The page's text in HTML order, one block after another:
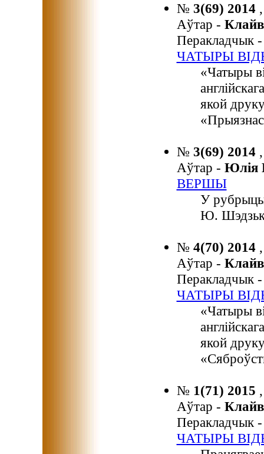
№ 3(69) 2014
Аўтар -
Перакладчык
ЧАТЫРЫ
«Чатыры
якой
№ 3(69) 2014
Аўтар -
ВЕРШЫ
У
Ю.
№ 4(70) 2014
Аўтар -
Перакладчык
ЧАТЫРЫ
«Чатыры
якой
№ 1(71) 2015
Аўтар -
Перакладчык
ЧАТЫРЫ